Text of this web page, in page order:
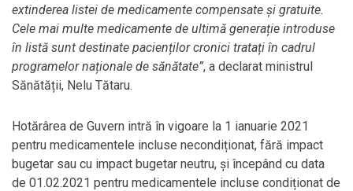
extinderea listei de medicamente compensate și gratuite.
Cele mai multe medicamente de ultimă generație introduse
în listă sunt destinate pacienților cronici tratați în cadrul
programelor naționale de sănătate”, a declarat ministrul
Sănătății, Nelu Tătaru.
Hotărârea de Guvern intră în vigoare la 1 ianuarie 2021
pentru medicamentele incluse necondiționat, fără impact
bugetar sau cu impact bugetar neutru, și începând cu data
de 01.02.2021 pentru medicamentele incluse condiționat de